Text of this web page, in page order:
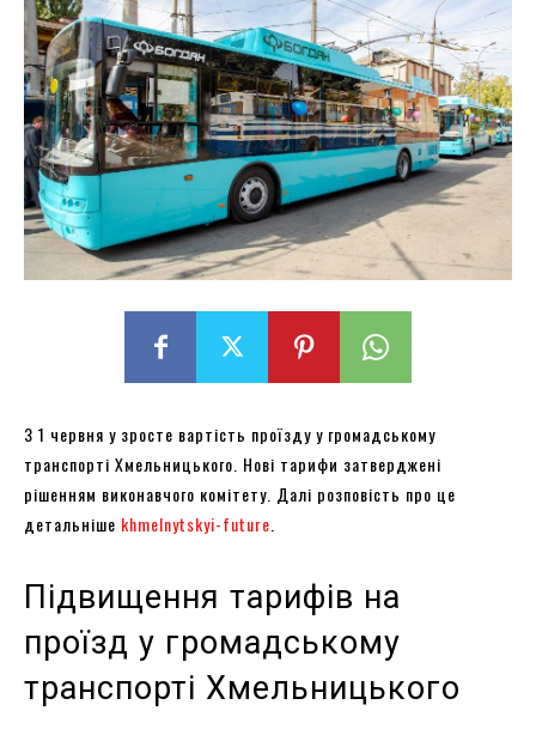
З 1 червня у зросте вартість проїзду у громадському
транспорті Хмельницького. Нові тарифи затверджені
рішенням виконавчого комітету. Далі розповість про це
детальніше khmelnytskyi-future
Підвищення тарифів на
проїзд у громадському
транспорті Хмельницького